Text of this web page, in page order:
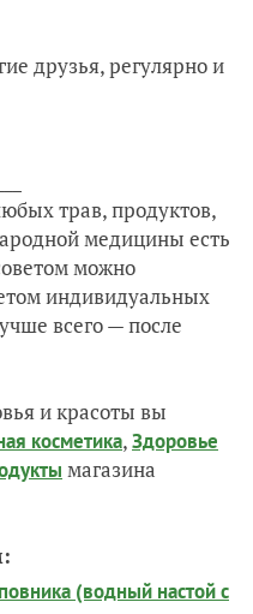
друзья, регулярно и
трав, продуктов,
медицины есть
можно
индивидуальных
всего — после
и красоты вы
косметика,Здоровье
магазина
(водный настой с